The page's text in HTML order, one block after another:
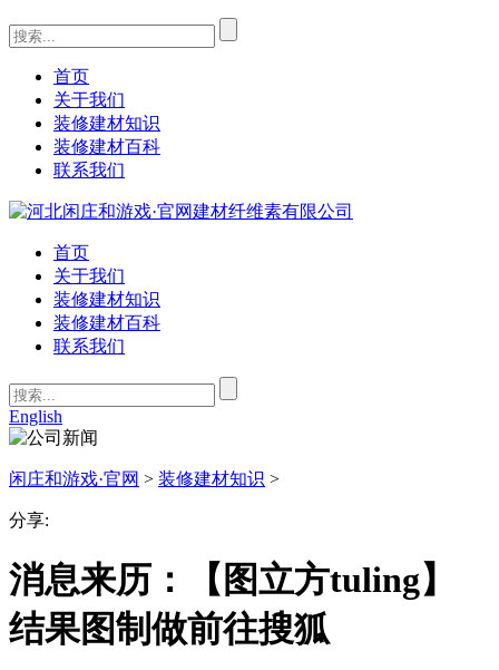
首页
关于我们
装修建材知识
装修建材百科
联系我们
首页
关于我们
装修建材知识
装修建材百科
联系我们
English
闲庄和游戏·官网 > 装修建材知识 >
分享:
消息来历：【图立方tuling】
结果图制做前往搜狐